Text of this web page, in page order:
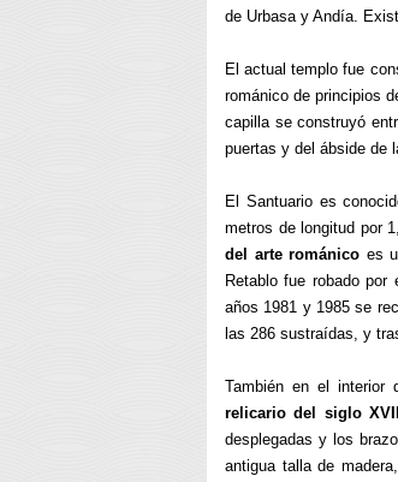
de Urbasa y Andía.
El actual templo fue
románico de principios
capilla se construyó
puertas y del ábside de
El Santuario es
metros de longitud por
del arte románico es
Retablo fue robado
años 1981 y 1985 se
las 286 sustraídas, y
También en el interior
relicario del siglo
desplegadas y los
antigua talla de